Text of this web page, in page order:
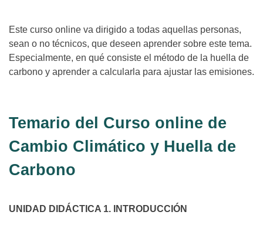
Este curso online va dirigido a todas aquellas personas,
sean o no técnicos, que deseen aprender sobre este tema.
Especialmente, en qué consiste el método de la huella de
carbono y aprender a calcularla para ajustar las emisiones.
Temario del Curso online de
Cambio Climático y Huella de
Carbono
UNIDAD DIDÁCTICA 1. INTRODUCCIÓN